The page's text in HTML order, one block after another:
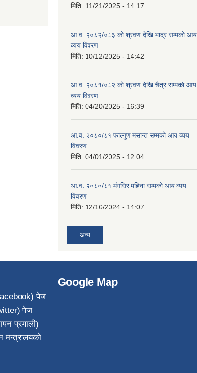
मिति: 11/21/2025 - 14:17
आ.व. २०८२/०८३ को श्रवण देखि भाद्र सम्मको आय
व्यय विवरण
मिति: 10/12/2025 - 14:42
आ.व. २०८१/०८२ को श्रवण देखि चैत्र सम्मको आय
व्यय विवरण
मिति: 04/20/2025 - 16:39
आ.व. २०८०/८१ फाल्गुण मसान्त सम्मको आय व्यय
विवरण
मिति: 04/01/2025 - 12:04
आ.व. २०८०/८१ मंगसिर महिना सम्मको आय व्यय
विवरण
मिति: 12/16/2024 - 14:07
अन्य
पेज
पेज
प्रणाली)
मन्त्रालयको
Google Map